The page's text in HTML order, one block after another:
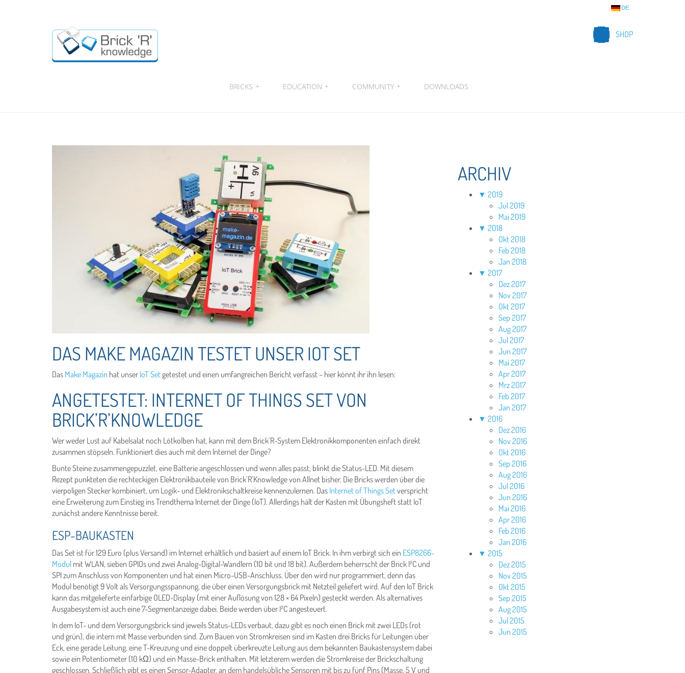
DE
SHOP
BRICKS + EDUCATION + COMMUNITY + DOWNLOADS
DAS MAKE MAGAZIN TESTET UNSER IOT SET
Das Make Magazin hat unser IoT Setgetestet und einen umfangreichen Bericht verfasst – hier könnt ihr ihn lesen:
ANGETESTET: INTERNET OF THINGS SET VON
BRICK’R’KNOWLEDGE
Wer weder Lust auf Kabelsalat noch Lötkolben hat, kann mit dem Brick’R-System Elektronikkomponenten einfach direkt
zusammen stöpseln. Funktioniert dies auch mit dem Internet der Dinge?
Bunte Steine zusammengepuzzlet, eine Batterie angeschlossen und wenn alles passt, blinkt die Status-LED. Mit diesem
Rezept punkteten die rechteckigen Elektronikbauteile von Brick’R’Knowledge von Allnet bisher. Die Bricks werden über die
vierpoligen Stecker kombiniert, um Logik- und Elektronikschaltkreise kennenzulernen. Das Internet of Things Setverspricht
eine Erweiterung zum Einstieg ins Trendthema Internet der Dinge (IoT). Allerdings hält der Kasten mit Übungsheft statt IoT
zunächst andere Kenntnisse bereit.
ESP-BAUKASTEN
Das Set ist für 129 Euro (plus Versand) im Internet erhältlich und basiert auf einem IoT Brick. In ihm verbirgt sich ein ESP8266-
Modul mit WLAN, sieben GPIOs und zwei Analog-Digital-Wandlern (10 bit und 18 bit). Außerdem beherrscht der Brick I²C und
SPI zum Anschluss von Komponenten und hat einen Micro-USB-Anschluss. Über den wird nur programmiert, denn das
Modul benötigt 9 Volt als Versorgungsspannung, die über einen Versorgungsbrick mit Netzteil geliefert wird. Auf den IoT Brick
kann das mitgelieferte einfarbige OLED-Display (mit einer Auflösung von 128 × 64 Pixeln) gesteckt werden. Als alternatives
Ausgabesystem ist auch eine 7-Segmentanzeige dabei. Beide werden über I²C angesteuert.
In dem IoT- und dem Versorgungsbrick sind jeweils Status-LEDs verbaut, dazu gibt es noch einen Brick mit zwei LEDs (rot
und grün), die intern mit Masse verbunden sind. Zum Bauen von Stromkreisen sind im Kasten drei Bricks für Leitungen über
Eck, eine gerade Leitung, eine T-Kreuzung und eine doppelt überkreuzte Leitung aus dem bekannten Baukastensystem dabei
sowie ein Potentiometer (10 kΩ) und ein Masse-Brick enthalten. Mit letzterem werden die Stromkreise der Brickschaltung
geschlossen. Schließlich gibt es einen Sensor-Adapter, an dem handelsübliche Sensoren mit bis zu fünf Pins (Masse, 5 V und
ARCHIV
▼ 2019
Jul 2019
Mai 2019
▼ 2018
Okt 2018
Feb 2018
Jan 2018
▼ 2017
Dez 2017
Nov 2017
Okt 2017
Sep 2017
Aug 2017
Jul 2017
Jun 2017
Mai 2017
Apr 2017
Mrz 2017
Feb 2017
Jan 2017
▼ 2016
Dez 2016
Nov 2016
Okt 2016
Sep 2016
Aug 2016
Jul 2016
Jun 2016
Mai 2016
Apr 2016
Feb 2016
Jan 2016
▼ 2015
Dez 2015
Nov 2015
Okt 2015
Sep 2015
Aug 2015
Jul 2015
Jun 2015